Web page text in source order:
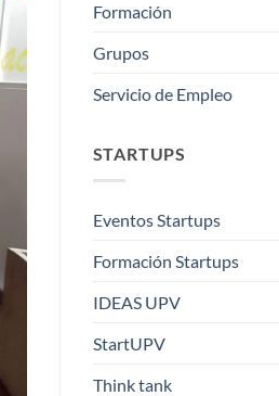
Formación
Grupos
Servicio de Empleo
STARTUPS
Eventos Startups
Formación Startups
IDEAS UPV
StartUPV
Think tank